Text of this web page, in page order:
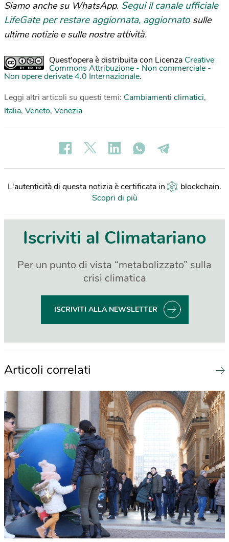
Siamo anche su WhatsApp. Segui il canale ufficiale
LifeGate per restare aggiornata, aggiornato sulle
ultime notizie e sulle nostre attività.
Quest'opera è distribuita con Licenza Creative
Commons Attribuzione - Non commerciale -
Non opere derivate 4.0 Internazionale.
Leggi altri articoli su questi temi: Cambiamenti climatici,
Italia, Veneto, Venezia
L'autenticità di questa notizia è certificata in blockchain.
Scopri di più
Iscriviti al Climatariano
Per un punto di vista “metabolizzato” sulla
crisi climatica
ISCRIVITI ALLA NEWSLETTER
Articoli correlati